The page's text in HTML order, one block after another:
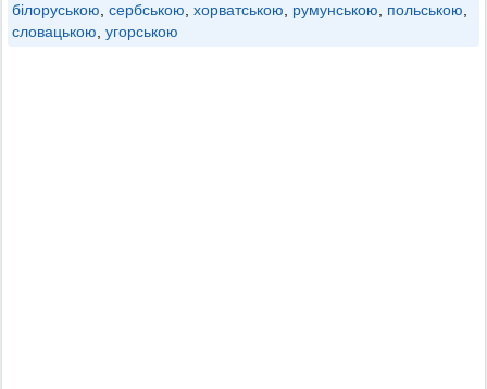
білоруською сербською хорватською румунською польською
словацькою угорською